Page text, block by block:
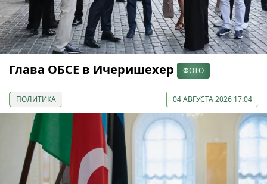
Глава ОБСЕ в Ичеришехер ФОТО
ПОЛИТИКА 04 АВГУСТА 2026 17:04